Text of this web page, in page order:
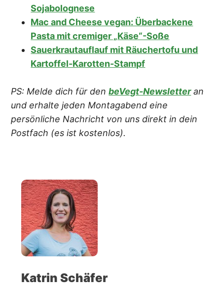
Sojabolognese
Mac and Cheese vegan: Überbackene
Pasta mit cremiger „Käse“-Soße
Sauerkrautauflauf mit Räuchertofu und
Kartoffel-Karotten-Stampf
PS: Melde dich für denbeVegt-Newsletteran
und erhalte jeden Montagabend eine
persönliche Nachricht von uns direkt in dein
Postfach (es ist kostenlos).
Katrin Schäfer